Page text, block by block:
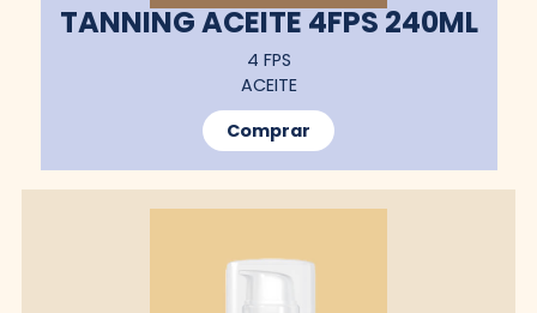
TANNING ACEITE 4FPS 240ML
4 FPS
ACEITE
Comprar